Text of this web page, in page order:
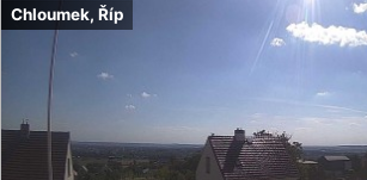
Chloumek, Říp